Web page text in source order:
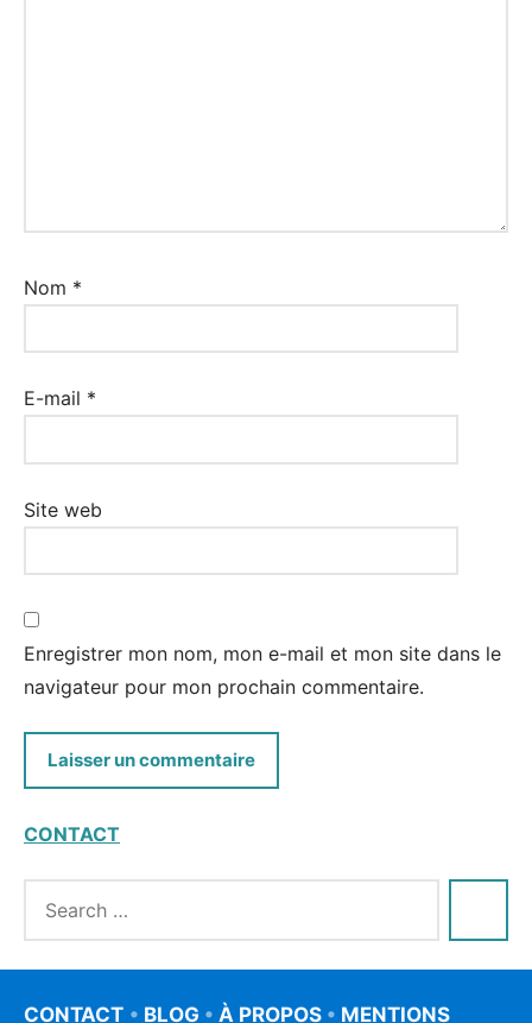
Nom *
E-mail *
Site web
Enregistrer mon nom, mon e-mail et mon site dans le
navigateur pour mon prochain commentaire.
CONTACT
CONTACT • BLOG • À PROPOS • MENTIONS